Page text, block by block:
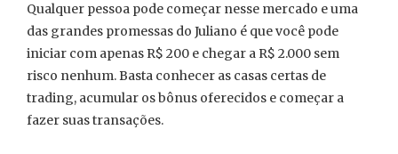
Qualquer pessoa pode começar nesse mercado e uma
das grandes promessas do Juliano é que você pode
iniciar com apenas R$ 200 e chegar a R$ 2.000 sem
risco nenhum. Basta conhecer as casas certas de
trading, acumular os bônus oferecidos e começar a
fazer suas transações.